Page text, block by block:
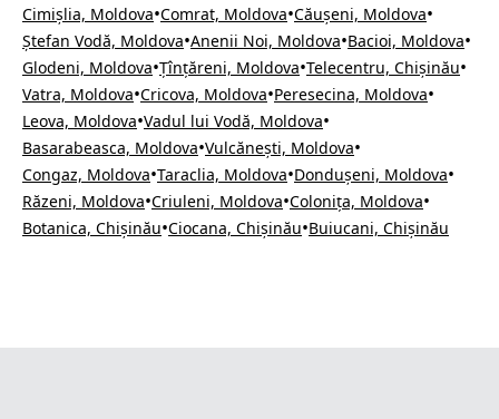
Cimișlia, Moldova•Comrat, Moldova•Căușeni, Moldova•
Ștefan Vodă, Moldova•Anenii Noi, Moldova•Bacioi, Moldova•
Glodeni, Moldova•Țînțăreni, Moldova•Telecentru, Chișinău•
Vatra, Moldova•Cricova, Moldova•Peresecina, Moldova•
Leova, Moldova•Vadul lui Vodă, Moldova•
Basarabeasca, Moldova•Vulcănești, Moldova•
Congaz, Moldova•Taraclia, Moldova•Dondușeni, Moldova•
Răzeni, Moldova•Criuleni, Moldova•Colonița, Moldova•
Botanica, Chișinău•Ciocana, Chișinău•Buiucani, Chișinău